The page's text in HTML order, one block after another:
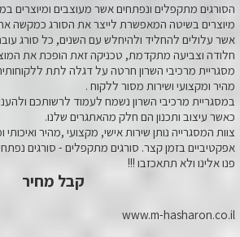
הסורגים מתקפלים ונפתחים אשר מעוצבים ומיוצרים
מיוצרים בשיטה המאפשרת לייצר את הסורג כמקשה
אשר עלולים להחליד ולהיחלש עם השנים, כל סורג
חלודה וצביעה מתקדמת, טכניקה זאת הופכת את
מסגריית מרכיבי השרון חרטה על דגלה לתת
מהיר ומקצועי ושירות מסור ללקוח .
במסגריית מרכיבי השרון נשמח לעמוד לרשותכם
כאשר עיצוב ותכנון הם חלק מהאתגרים שלנו.
צוות המסגרייה נותן שירות אישי, מקצועי ,מהיר
אפקטיביים בזמן קצר. סורגים מתקפלים - סורגים
פנו אלינו ולא תתאכזבו !!!
קבל מחיר
www.m-hasharon.co.il